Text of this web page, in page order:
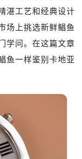
湛工艺和经典设计
场上挑选新鲜鲳鱼
学问。在这篇文章
鱼一样鉴别卡地亚